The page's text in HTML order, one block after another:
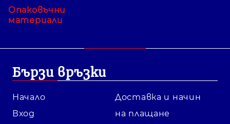
Опаковъчни
материали
Бързи връзки
Начало
Вход
Доставка и начин
на плащане